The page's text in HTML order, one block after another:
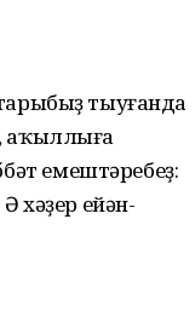
тыуғанда
аҡыллыға
емештәребеҙ:
хәҙер ейән-